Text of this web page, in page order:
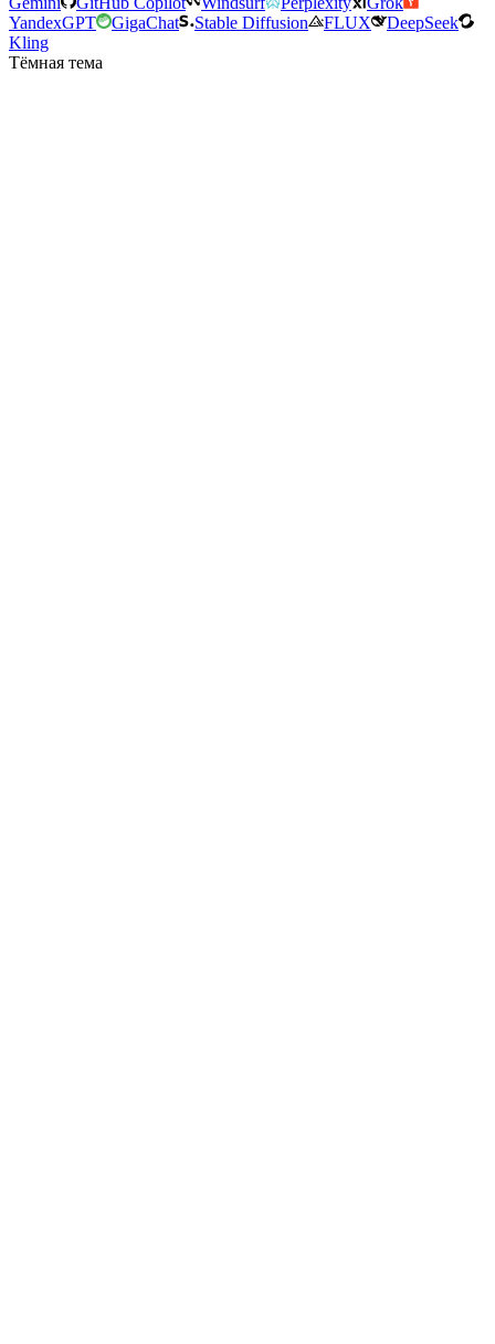
YandexGPT
GigaChat Stable Diffusion FLUX
DeepSeek
Kling
Тёмная тема